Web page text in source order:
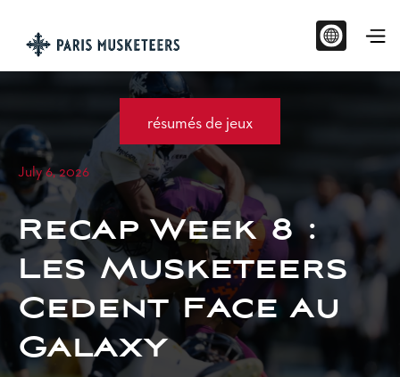
résumés de jeux
July 6, 2026
Recap Week 8 :
Les Musketeers
Cedent Face au
Galaxy